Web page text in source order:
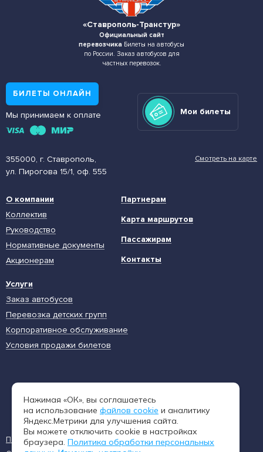
«Ставрополь-Транстур»
Официальный сайт
перевозчика Билеты на автобусы
по России. Заказ автобусов для
частных перевозок.
355000, г. Ставрополь,
ул. Пирогова 15/1, оф. 555
Смотреть на карте
БИЛЕТЫ ОНЛАЙН
Мы принимаем к оплате Мои билеты
О компании
Коллектив
Руководство
Нормативные документы
Акционерам
Услуги
Заказ автобусов
Перевозка детских групп
Корпоративное обслуживание
Условия продажи билетов
Партнерам
Карта маршрутов
Пассажирам
Контакты
8 (962) 402-65-54
Пользовательское соглашение Политика конфиденциальности
Нажимая «ОК», вы соглашаетесь
на использование файлов cookie и аналитику
Яндекс.Метрики для улучшения сайта.
Вы можете отключить cookie в настройках
браузера. Политика обработки персональных